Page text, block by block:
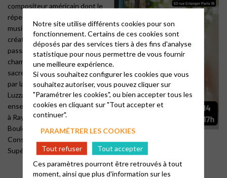
compositeur américain dont le
répertoire s’étend de la
musique orchestrale aux
créations scéniques, en
passant par la musique de
chambre et la musique dite
sacrée. Elle sera interprétée
par la harpiste Constance
Luzzati, concertiste et
enseignante au Conservatoire
à Rayonnement Régional de
Boulogne-Billancourt et au
Conservatoire National
Supérieur de Musique et de Danse de Paris.
Notre site utilise différents cookies pour son
fonctionnement. Certains de ces cookies sont
déposés par des services tiers à des fins d'analyse
statistique pour nous permettre de vous fournir
une meilleure expérience.
Si vous souhaitez configurer les cookies que vous
souhaitez autoriser, vous pouvez cliquer sur
"Paramétrer les cookies", ou bien accepter tous les
cookies en cliquant sur "Tout accepter et
continuer".
PARAMÉTRER LES COOKIES
Tout refuser
Tout accepter
Ces paramètres pourront être retrouvés à tout
moment, ainsi que plus d'information sur les